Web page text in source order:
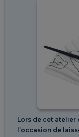
Lors de cet
l’occasion de